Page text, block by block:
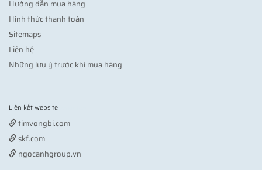
Hướng dẫn mua hàng
Hình thức thanh toán
Sitemaps
Liên hệ
Những lưu ý trước khi mua hàng
Liên kết website
timvongbi.com
skf.com
ngocanhgroup.vn